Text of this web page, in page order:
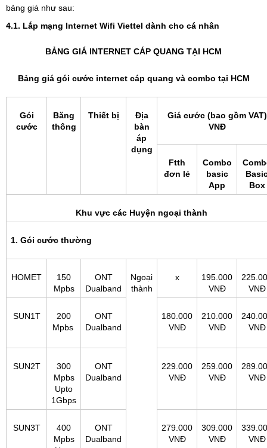
bảng giá như sau:
4.1. Lắp mạng Internet Wifi Viettel dành cho cá nhân
BẢNG GIÁ INTERNET CÁP QUANG TẠI HCM
Bảng giá gói cước internet cáp quang và combo tại HCM
Gói
cước
Băng
thông
Thiết bị
Địa
bàn
áp
dụng
Giá cước (bao gồm VAT)
VNĐ
Ftth
đơn lẻ
Combo
basic
App
Box
Khu vực các Huyện ngoại thành
1. Gói cước thường
HOMET
150
Mpbs
ONT
Dualband
Ngoại
thành
x
195.000
VNĐ
VNĐ
SUN1T
200
Mpbs
ONT
Dualband
180.000
VNĐ
210.000
VNĐ
VNĐ
SUN2T
300
Mpbs
Upto
1Gbps
ONT
Dualband
229.000
VNĐ
259.000
VNĐ
VNĐ
SUN3T
400
Mpbs
ONT
Dualband
279.000
VNĐ
309.000
VNĐ
VNĐ